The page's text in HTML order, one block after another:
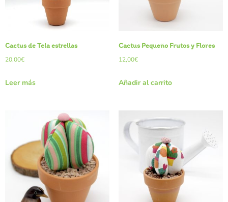
Cactus de Tela estrellas
20,00€
Leer más
Cactus Pequeño Frutos y Flores
12,00€
Añadir al carrito